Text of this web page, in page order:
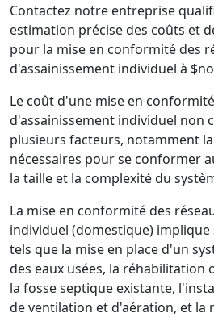
Contactez notre entreprise
estimation précise des coûts et
pour la mise en conformité des
d'assainissement individuel à
Le coût d'une mise en
d'assainissement individuel non
plusieurs facteurs, notamment
nécessaires pour se conformer
la taille et la complexité du
La mise en conformité des
individuel (domestique)
tels que la mise en place d'un
des eaux usées, la réhabilitation
la fosse septique existante,
de ventilation et d'aération, et la